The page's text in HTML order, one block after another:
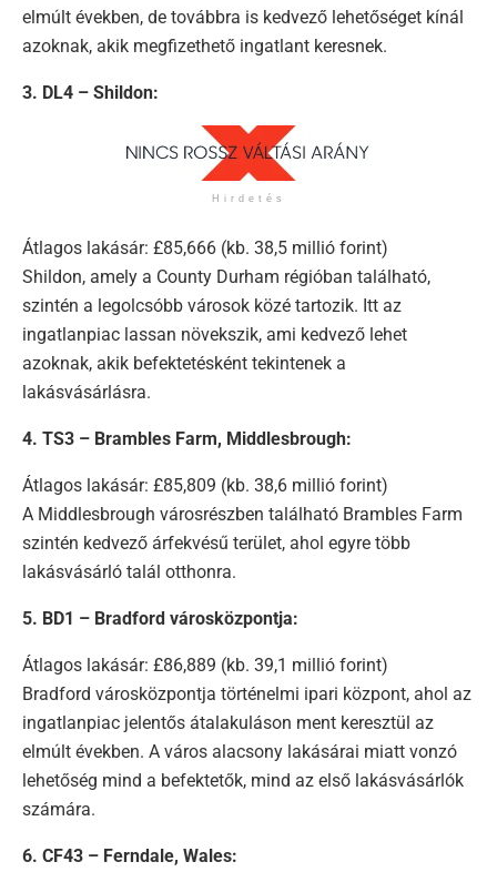
elmúlt években, de továbbra is kedvező lehetőséget kínál
azoknak, akik megfizethető ingatlant keresnek.
3. DL4 – Shildon:
Hirdetés
Átlagos lakásár: £85,666 (kb. 38,5 millió forint)
Shildon, amely a County Durham régióban található,
szintén a legolcsóbb városok közé tartozik. Itt az
ingatlanpiac lassan növekszik, ami kedvező lehet
azoknak, akik befektetésként tekintenek a
lakásvásárlásra.
4. TS3 – Brambles Farm, Middlesbrough:
Átlagos lakásár: £85,809 (kb. 38,6 millió forint)
A Middlesbrough városrészben található Brambles Farm
szintén kedvező árfekvésű terület, ahol egyre több
lakásvásárló talál otthonra.
5. BD1 – Bradford városközpontja:
Átlagos lakásár: £86,889 (kb. 39,1 millió forint)
Bradford városközpontja történelmi ipari központ, ahol az
ingatlanpiac jelentős átalakuláson ment keresztül az
elmúlt években. A város alacsony lakásárai miatt vonzó
lehetőség mind a befektetők, mind az első lakásvásárlók
számára.
6. CF43 – Ferndale, Wales: